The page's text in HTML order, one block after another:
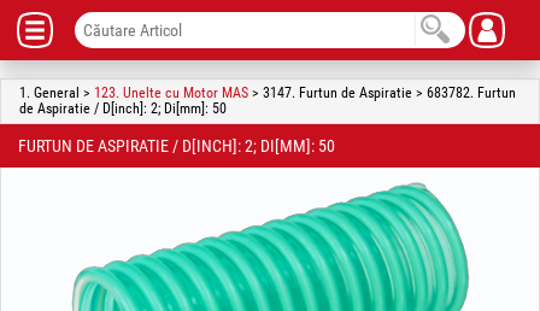
1. General > 123. Unelte cu Motor MAS > 3147. Furtun de Aspiratie > 683782. Furtun
de Aspiratie / D[inch]: 2; Di[mm]: 50
FURTUN DE ASPIRATIE / D[INCH]: 2; DI[MM]: 50